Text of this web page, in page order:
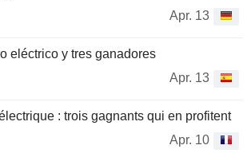
Apr. 13
eléctrico y tres ganadores
Apr. 13
: trois gagnants qui en profitent
Apr. 10